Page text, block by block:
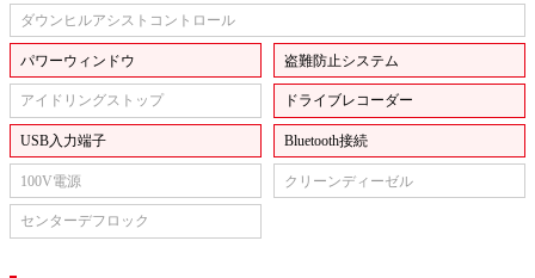
ダウンヒルアシストコントロール
パワーウィンドウ 盗難防止システム
アイドリングストップ ドライブレコーダー
USB入力端子 Bluetooth接続
100V電源 クリーンディーゼル
センターデフロック